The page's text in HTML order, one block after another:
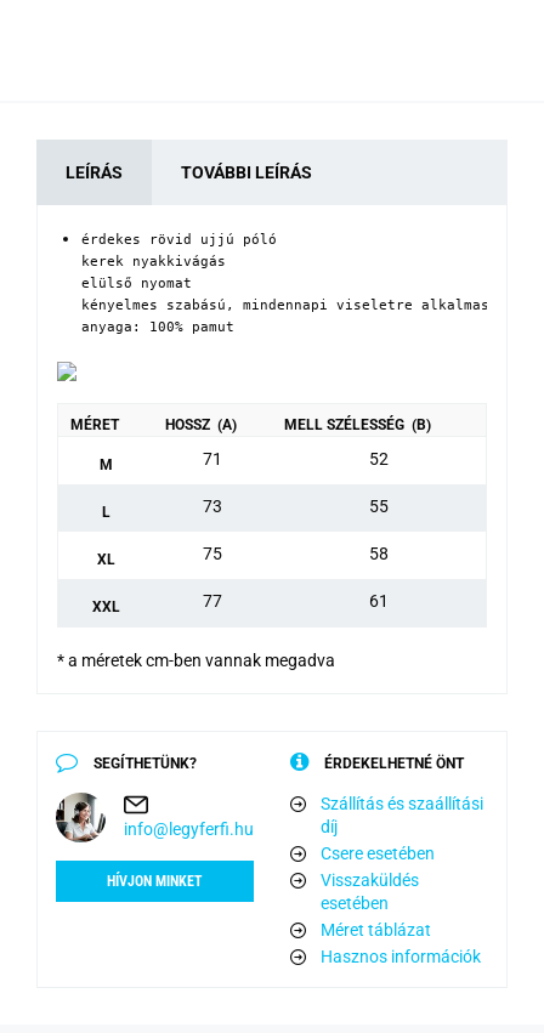
LEÍRÁS TOVÁBBI LEÍRÁS
érdekes rövid ujjú póló
kerek nyakkivágás
elülső nyomat
kényelmes szabású, mindennapi viseletre alkalmas
anyaga: 100% pamut
MÉRET HOSSZ (A) MELL SZÉLESSÉG (B)
M 71 52
L 73 55
XL 75 58
XXL 77 61
* a méretek cm-ben vannak megadva
SEGÍTHETÜNK?
info@legyferfi.hu
HÍVJON MINKET
ÉRDEKELHETNÉ ÖNT
Szállítás és szaállítási
díj
Csere esetében
Visszaküldés
esetében
Méret táblázat
Hasznos információk